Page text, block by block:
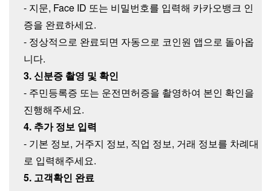
- 지문, Face ID 또는 비밀번호를 입력해 카카오뱅크 인
증을 완료하세요.
- 정상적으로 완료되면 자동으로 코인원 앱으로 돌아옵
니다.
3. 신분증 촬영 및 확인
- 주민등록증 또는 운전면허증을 촬영하여 본인 확인을
진행해주세요.
4. 추가 정보 입력
- 기본 정보, 거주지 정보, 직업 정보, 거래 정보를 차례대
로 입력해주세요.
5. 고객확인 완료